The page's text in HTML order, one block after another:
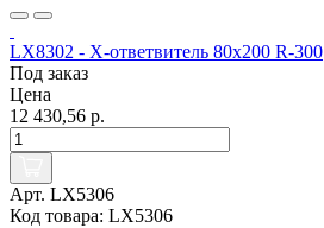
LX8302 - Х-ответвитель 80х200 R-300
Под заказ
Цена
12 430,56 р.
Арт. LX5306
Код товара: LX5306